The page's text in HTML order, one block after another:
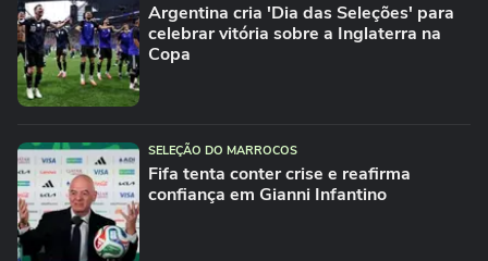
Argentina cria 'Dia das Seleções' para
celebrar vitória sobre a Inglaterra na
Copa
SELEÇÃO DO MARROCOS
Fifa tenta conter crise e reafirma
confiança em Gianni Infantino